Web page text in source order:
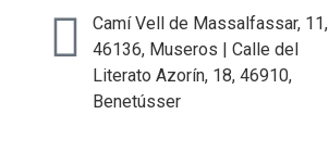
Camí Vell de Massalfassar, 11,
46136, Museros | Calle del
Literato Azorín, 18, 46910,
Benetússer